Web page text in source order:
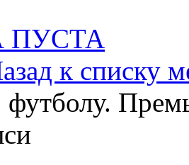
ПУСТА
к списку